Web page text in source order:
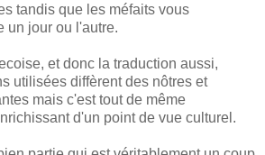
tandis que les méfaits vous
un jour ou l'autre.
et donc la traduction aussi,
utilisées diffèrent des nôtres et
mais c'est tout de même
d'un point de vue culturel.